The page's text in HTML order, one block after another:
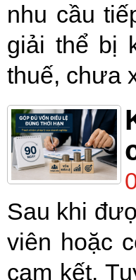
nhu cầu
giải thể bị
thuế, chưa
Sau khi
viên hoặc
cam kết.